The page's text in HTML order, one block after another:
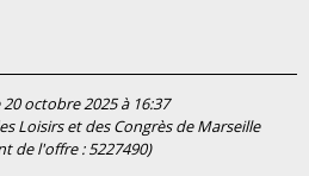
octobre 2025 à 16:37
Loisirs et des Congrès de Marseille
de l'offre :5227490)